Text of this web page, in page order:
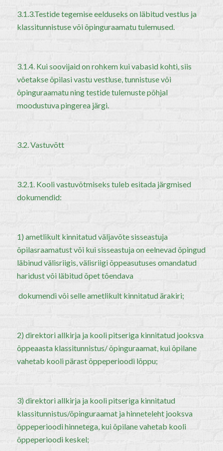
3.1.3.Testide tegemise eelduseks on läbitud vestlus ja
klassitunnistuse või õpinguraamatu tulemused.
3.1.4. Kui soovijaid on rohkem kui vabasid kohti, siis
võetakse õpilasi vastu vestluse, tunnistuse või
õpinguraamatu ning testide tulemuste põhjal
moodustuva pingerea järgi.
3.2. Vastuvõtt
3.2.1. Kooli vastuvõtmiseks tuleb esitada järgmised
dokumendid:
1) ametlikult kinnitatud väljavõte sisseastuja
õpilasraamatust või kui sisseastuja on eelnevad õpingud
läbinud välisriigis, välisriigi õppeasutuses omandatud
haridust või läbitud õpet tõendava
dokumendi või selle ametlikult kinnitatud ärakiri;
2) direktori allkirja ja kooli pitseriga kinnitatud jooksva
õppeaasta klassitunnistus/ õpinguraamat, kui õpilane
vahetab kooli pärast õppeperioodi lõppu;
3) direktori allkirja ja kooli pitseriga kinnitatud
klassitunnistus/õpinguraamat ja hinneteleht jooksva
õppeperioodi hinnetega, kui õpilane vahetab kooli
õppeperioodi keskel;